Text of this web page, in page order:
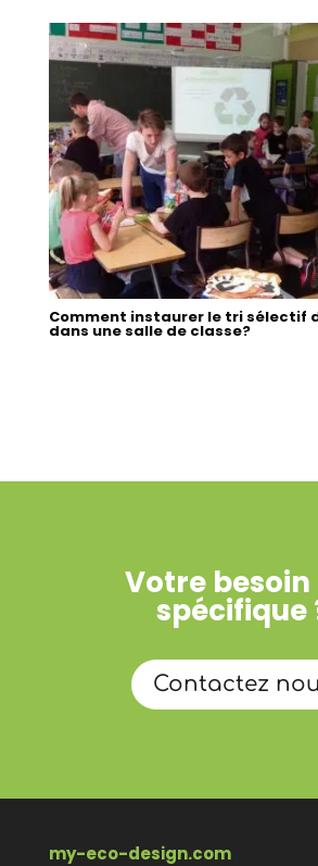
Comment instaurer le tri sélectif
dans une salle de classe?
Votre besoin
spécifique
Contactez
my-eco-design.com